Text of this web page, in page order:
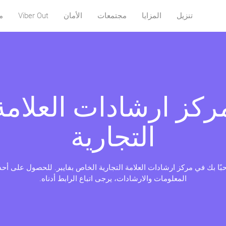
تنزيل المزايا مجتمعات الأمان Viber Out
ارشادات
التجارية
بك في مركز ارشادات العلامة التجارية الخاص بفايبر. للحصول على
المعلومات والارشادات، يرجى اتباع الرابط أدناه.